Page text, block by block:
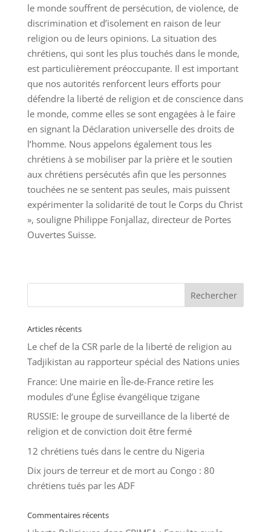
le monde souffrent de persécution, de violence, de
discrimination et d’isolement en raison de leur
religion ou de leurs opinions. La situation des
chrétiens, qui sont les plus touchés dans le monde,
est particulièrement préoccupante. Il est important
que nos autorités renforcent leurs efforts pour
défendre la liberté de religion et de conscience dans
le monde, comme elles se sont engagées à le faire
en signant la Déclaration universelle des droits de
l’homme. Nous appelons également tous les
chrétiens à se mobiliser par la prière et le soutien
aux chrétiens persécutés afin que les personnes
touchées ne se sentent pas seules, mais puissent
expérimenter la solidarité de tout le Corps du Christ
», souligne Philippe Fonjallaz, directeur de Portes
Ouvertes Suisse.
Articles récents
Le chef de la CSR parle de la liberté de religion au
Tadjikistan au rapporteur spécial des Nations unies
France: Une mairie en Île-de-France retire les
modules d’une Église évangélique tzigane
RUSSIE: le groupe de surveillance de la liberté de
religion et de conviction doit être fermé
12 chrétiens tués dans le centre du Nigeria
Dix jours de terreur et de mort au Congo : 80
chrétiens tués par les ADF
Commentaires récents